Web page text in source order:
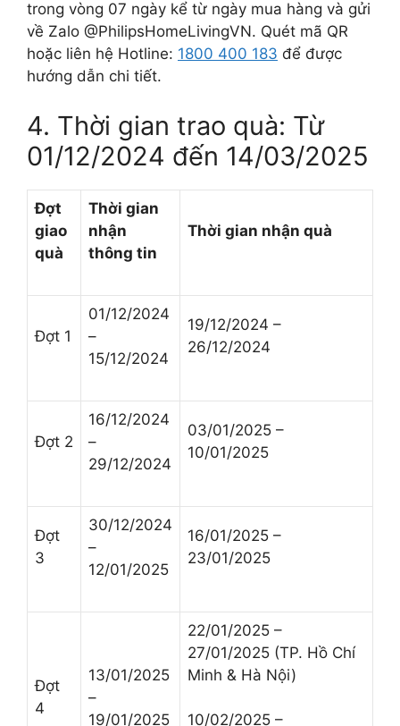
trong vòng 07 ngày kể từ ngày mua hàng và gửi
về Zalo @PhilipsHomeLivingVN. Quét mã QR
hoặc liên hệ Hotline: 1800 400 183 để được
hướng dẫn chi tiết.
4. Thời gian trao quà: Từ
01/12/2024 đến 14/03/2025
Đợt
giao
quà
Thời gian
nhận
thông tin
Thời gian nhận quà
Đợt 1
01/12/2024
–
15/12/2024
19/12/2024 –
26/12/2024
Đợt 2
16/12/2024
–
29/12/2024
03/01/2025 –
10/01/2025
Đợt
3
30/12/2024
–
12/01/2025
16/01/2025 –
23/01/2025
Đợt
4
13/01/2025
–
19/01/2025
22/01/2025 –
27/01/2025 (TP. Hồ Chí
Minh & Hà Nội)
10/02/2025 –